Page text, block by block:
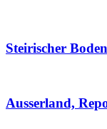
Steirischer
Ausserland,